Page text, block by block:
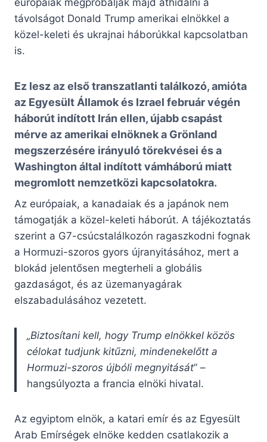
európaiak megpróbálják majd áthidalni a
távolságot Donald Trump amerikai elnökkel a
közel-keleti és ukrajnai háborúkkal kapcsolatban
is.
Ez lesz az első transzatlanti találkozó, amióta
az Egyesült Államok és Izrael február végén
háborút indított Irán ellen, újabb csapást
mérve az amerikai elnöknek a Grönland
megszerzésére irányuló törekvései és a
Washington által indított vámháború miatt
megromlott nemzetközi kapcsolatokra.
Az európaiak, a kanadaiak és a japánok nem
támogatják a közel-keleti háborút. A tájékoztatás
szerint a G7-csúcstalálkozón ragaszkodni fognak
a Hormuzi-szoros gyors újranyitásához, mert a
blokád jelentősen megterheli a globális
gazdaságot, és az üzemanyagárak
elszabadulásához vezetett.
„Biztosítani kell, hogy Trump elnökkel közös
célokat tudjunk kitűzni, mindenekelőtt a
Hormuzi-szoros újbóli megnyitását” –
hangsúlyozta a francia elnöki hivatal.
Az egyiptom elnök, a katari emír és az Egyesült
Arab Emírségek elnöke kedden csatlakozik a